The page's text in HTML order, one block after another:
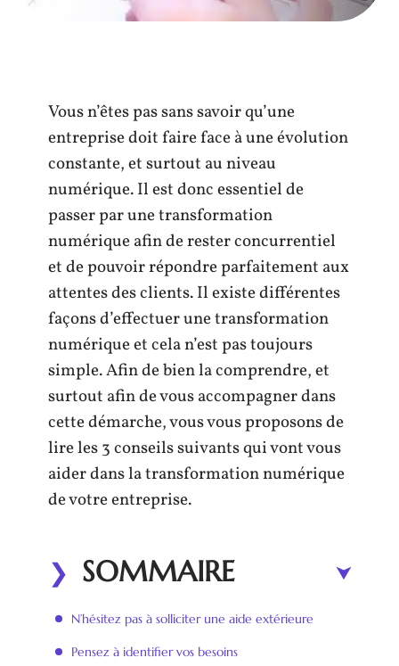
Vous n’êtes pas sans savoir qu’une
entreprise doit faire face à une évolution
constante, et surtout au niveau
numérique. Il est donc essentiel de
passer par une transformation
numérique afin de rester concurrentiel
et de pouvoir répondre parfaitement aux
attentes des clients. Il existe différentes
façons d’effectuer une transformation
numérique et cela n’est pas toujours
simple. Afin de bien la comprendre, et
surtout afin de vous accompagner dans
cette démarche, vous vous proposons de
lire les 3 conseils suivants qui vont vous
aider dans la transformation numérique
de votre entreprise.
SOMMAIRE
N’hésitez pas à solliciter une aide extérieure
Pensez à identifier vos besoins